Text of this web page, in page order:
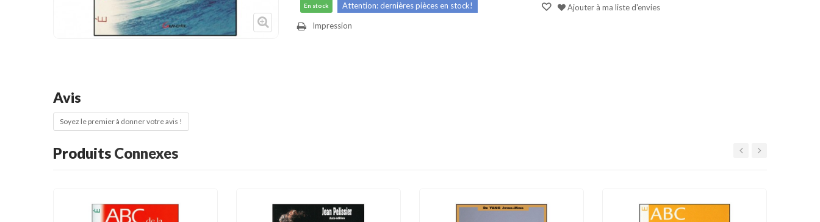
Décoration
Voir plus
En stock Attention: dernières pièces en stock!
Impression
Ajouter à ma liste d'envies
Avis
Soyez le premier à donner votre avis !
Produits Connexes